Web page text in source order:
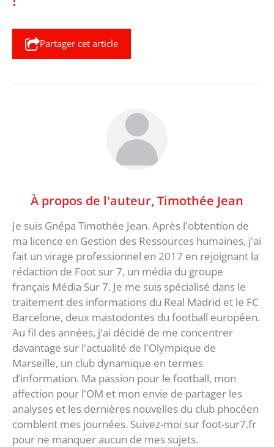
Partager cet article
À propos de l'auteur, Timothée Jean
Je suis Gnépa Timothée Jean. Après l'obtention de
ma licence en Gestion des Ressources humaines, j'ai
fait un virage professionnel en 2017 en rejoignant la
rédaction de Foot sur 7, un média du groupe
français Média Sur 7. Je me suis spécialisé dans le
traitement des informations du Real Madrid et le FC
Barcelone, deux mastodontes du football européen.
Au fil des années, j'ai décidé de me concentrer
davantage sur l'actualité de l'Olympique de
Marseille, un club dynamique en termes
d’information. Ma passion pour le football, mon
affection pour l'OM et mon envie de partager les
analyses et les dernières nouvelles du club phocéen
comblent mes journées. Suivez-moi sur foot-sur7.fr
pour ne manquer aucun de mes sujets.